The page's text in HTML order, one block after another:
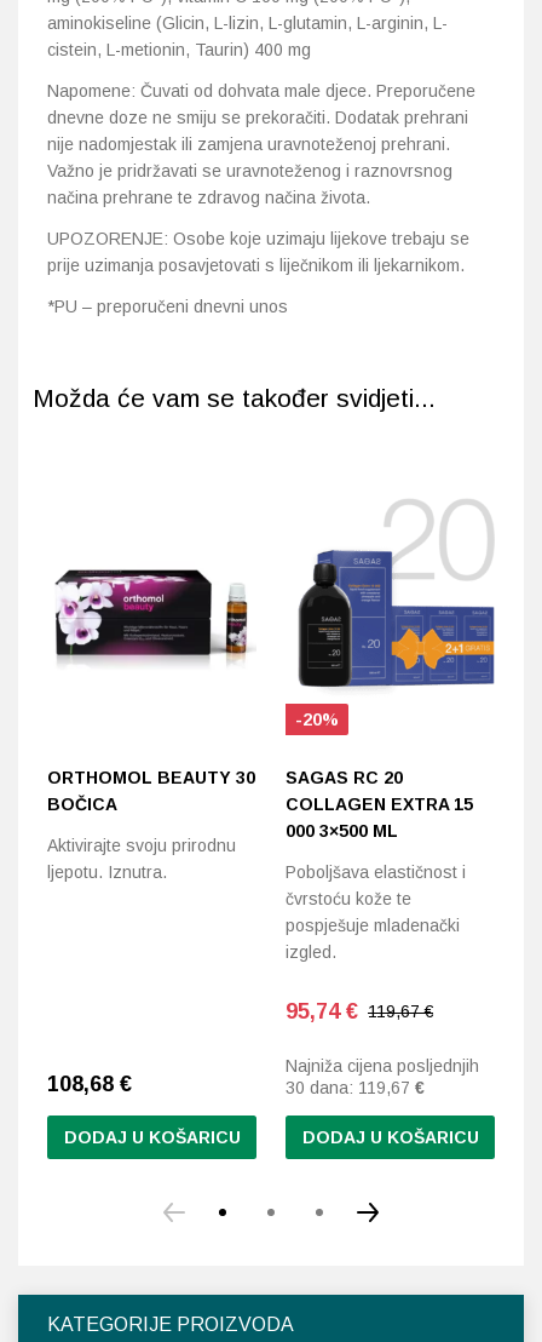
KATEGORIJE PROIZVODA
aminokiseline (Glicin, L-lizin, L-glutamin, L-arginin, L-
cistein, L-metionin, Taurin) 400 mg
Napomene: Čuvati od dohvata male djece. Preporučene
dnevne doze ne smiju se prekoračiti. Dodatak prehrani
nije nadomjestak ili zamjena uravnoteženoj prehrani.
Važno je pridržavati se uravnoteženog i raznovrsnog
načina prehrane te zdravog načina života.
UPOZORENJE: Osobe koje uzimaju lijekove trebaju se
prije uzimanja posavjetovati s liječnikom ili ljekarnikom.
*PU – preporučeni dnevni unos
Možda će vam se također svidjeti...
ORTHOMOL BEAUTY 30
BOČICA
Aktivirajte svoju prirodnu
ljepotu. Iznutra.
108,68 €
DODAJ U KOŠARICU
-20%
SAGAS RC 20
COLLAGEN EXTRA 15
000 3×500 ML
Poboljšava elastičnost i
čvrstoću kože te
pospješuje mladenački
izgled.
95,74 € 119,67 €
Najniža cijena posljednjih
30 dana: 119,67 €
DODAJ U KOŠARICU